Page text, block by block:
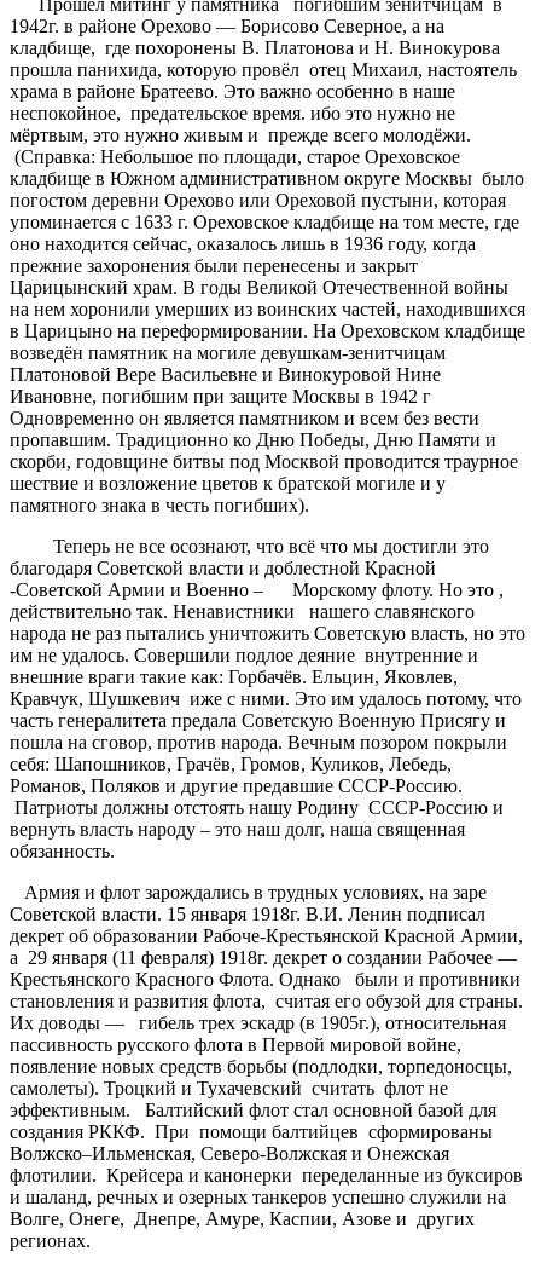
1942г. в районе Орехово — Борисово Северное, а на
кладбище, где похоронены В. Платонова и Н. Винокурова
прошла панихида, которую провёл отец Михаил, настоятель
храма в районе Братеево. Это важно особенно в наше
неспокойное, предательское время. ибо это нужно не
мёртвым, это нужно живым и прежде всего молодёжи.
(Справка: Небольшое по площади, старое Ореховское
кладбище в Южном административном округе Москвы было
погостом деревни Орехово или Ореховой пустыни, которая
упоминается с 1633 г. Ореховское кладбище на том месте, где
оно находится сейчас, оказалось лишь в 1936 году, когда
прежние захоронения были перенесены и закрыт
Царицынский храм. В годы Великой Отечественной войны
на нем хоронили умерших из воинских частей, находившихся
в Царицыно на переформировании. На Ореховском кладбище
возведён памятник на могиле девушкам-зенитчицам
Платоновой Вере Васильевне и Винокуровой Нине
Ивановне, погибшим при защите Москвы в 1942 г
Одновременно он является памятником и всем без вести
пропавшим. Традиционно ко Дню Победы, Дню Памяти и
скорби, годовщине битвы под Москвой проводится траурное
шествие и возложение цветов к братской могиле и у
памятного знака в честь погибших).
Теперь не все осознают, что всё что мы достигли это
благодаря Советской власти и доблестной Красной
-Советской Армии и Военно – Морскому флоту. Но это ,
действительно так. Ненавистники нашего славянского
народа не раз пытались уничтожить Советскую власть, но это
им не удалось. Совершили подлое деяние внутренние и
внешние враги такие как: Горбачёв. Ельцин, Яковлев,
Кравчук, Шушкевич иже с ними. Это им удалось потому, что
часть генералитета предала Советскую Военную Присягу и
пошла на сговор, против народа. Вечным позором покрыли
себя: Шапошников, Грачёв, Громов, Куликов, Лебедь,
Романов, Поляков и другие предавшие СССР-Россию.
Патриоты должны отстоять нашу Родину СССР-Россию и
вернуть власть народу – это наш долг, наша священная
обязанность.
Армия и флот зарождались в трудных условиях, на заре
Советской власти. 15 января 1918г. В.И. Ленин подписал
декрет об образовании Рабоче-Крестьянской Красной Армии,
а 29 января (11 февраля) 1918г. декрет о создании Рабочее —
Крестьянского Красного Флота. Однако были и противники
становления и развития флота, считая его обузой для страны.
Их доводы — гибель трех эскадр (в 1905г.), относительная
пассивность русского флота в Первой мировой войне,
появление новых средств борьбы (подлодки, торпедоносцы,
самолеты). Троцкий и Тухачевский считать флот не
эффективным. Балтийский флот стал основной базой для
создания РККФ. При помощи балтийцев сформированы
Волжско–Ильменская, Северо-Волжская и Онежская
флотилии. Крейсера и канонерки переделанные из буксиров
и шаланд, речных и озерных танкеров успешно служили на
Волге, Онеге, Днепре, Амуре, Каспии, Азове и других
регионах.